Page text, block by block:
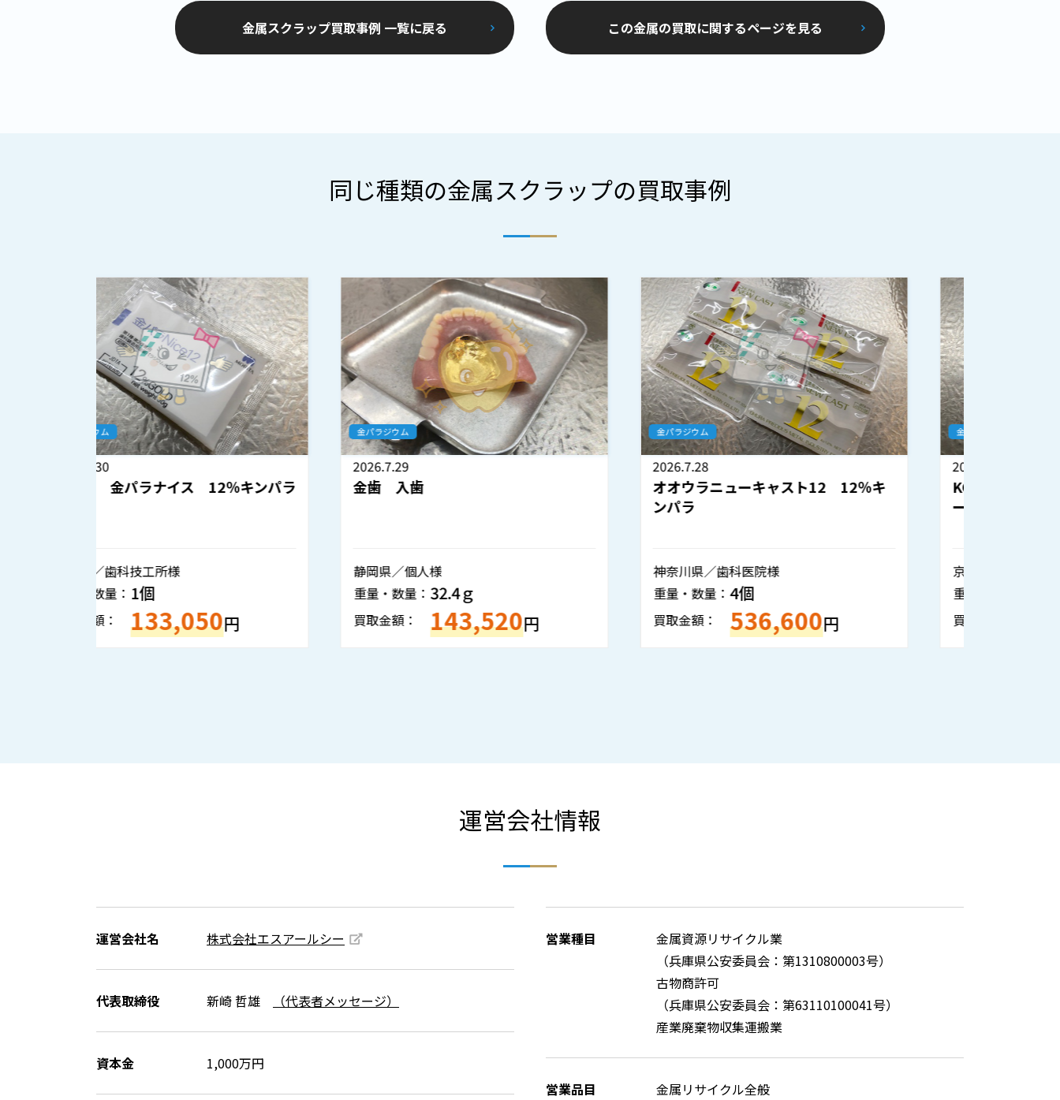
金属スクラップ買取事例 一覧に戻る この金属の買取に関するページを見る
同じ種類の金属スクラップの買取事例
金パラジウム
金歯 入歯
静岡県／個人様
重量・数量：
買取金額： 143,520
金パラジウム
オオウラニューキャスト12 12％キ
神奈川県／歯科医院様
重量・数量：
買取金額： 536,600
金パラジウム
KOデンタル(ケーオーデンタル) ニュ
京都府／歯科技工所様
重量・数量：
買取金額： 268,900
運営会社情報
運営会社名 株式会社エスアールシー
代表取締役 新崎 哲雄 （代表者メッセージ）
資本金 1,000万円
営業種目
金属資源リサイクル業
（兵庫県公安委員会：第1310800003号）
古物商許可
（兵庫県公安委員会：第63110100041号）
産業廃棄物収集運搬業
営業品目
金属リサイクル全般